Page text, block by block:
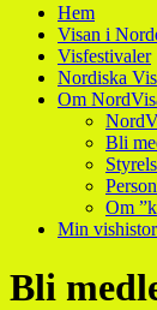
Hem
Visan i
Visfestivaler
Nordiska
Om
Bli
Om
Min
Bli